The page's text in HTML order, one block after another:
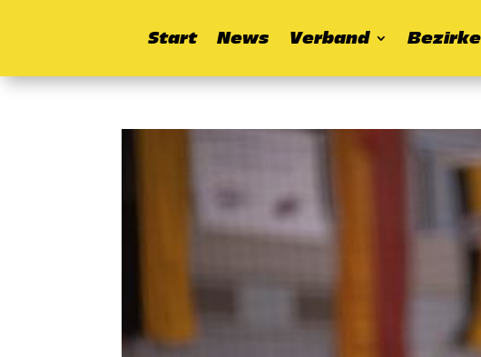
Start News Verband Bezirke